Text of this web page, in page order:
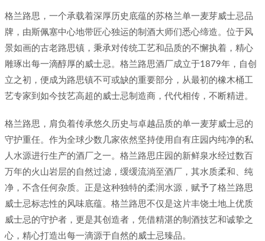
格兰路思，一个承载着深厚历史底蕴的苏格兰单一麦芽威士忌品
牌，由斯佩塞中心地带匠心独运的制酒大师们悉心缔造。位于风
景如画的古老路思镇，秉承对传统工艺和品质的不懈执着，精心
雕琢出每一滴醇厚的威士忌。格兰路思酒厂成立于1879年，自创
立之初，便成为路思镇不可或缺的重要部分，从最初的橡木桶工
艺专家到如今技艺高超的威士忌制造商，代代相传，不断精进。
格兰路思，肩负着传承悠久历史与卓越品质的单一麦芽威士忌的
守护重任。作为全球少数几家依然坚持使用自有庄园内纯净的私
人水源进行生产的酒厂之一。格兰路思庄园的新鲜泉水经过数百
万年的火山岩层的自然过滤，缓缓流淌至酒厂，其水质柔和、纯
净，不含任何杂质。正是这种独特的柔润水源，赋予了格兰路思
威士忌标志性的风味底蕴。格兰路思不仅是这片丰饶土地上优质
威士忌的守护者，更是其创造者，凭借精湛的制酒技艺和诚挚之
心，精心打造出每一滴源于自然的威士忌臻品。